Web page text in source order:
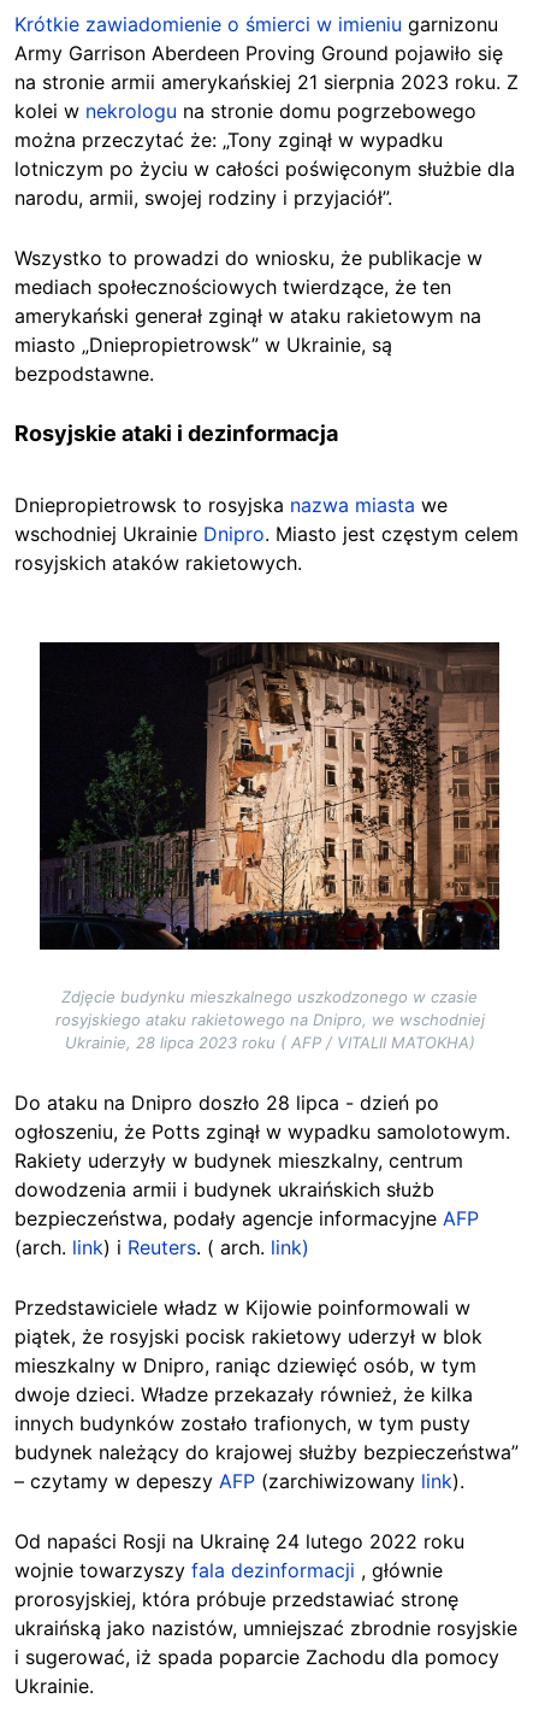
Krótkie zawiadomienie o śmierci w imieniu garnizonu
Army Garrison Aberdeen Proving Ground pojawiło się
na stronie armii amerykańskiej 21 sierpnia 2023 roku. Z
kolei w nekrologu na stronie domu pogrzebowego
można przeczytać że: „Tony zginął w wypadku
lotniczym po życiu w całości poświęconym służbie dla
narodu, armii, swojej rodziny i przyjaciół”.
Wszystko to prowadzi do wniosku, że publikacje w
mediach społecznościowych twierdzące, że ten
amerykański generał zginął w ataku rakietowym na
miasto „Dniepropietrowsk” w Ukrainie, są
bezpodstawne.
Rosyjskie ataki i dezinformacja
Dniepropietrowsk to rosyjska nazwa miasta we
wschodniej Ukrainie Dnipro. Miasto jest częstym celem
rosyjskich ataków rakietowych.
Zdjęcie budynku mieszkalnego uszkodzonego w czasie
rosyjskiego ataku rakietowego na Dnipro, we wschodniej
Ukrainie, 28 lipca 2023 roku ( AFP / VITALII MATOKHA)
Do ataku na Dnipro doszło 28 lipca - dzień po
ogłoszeniu, że Potts zginął w wypadku samolotowym.
Rakiety uderzyły w budynek mieszkalny, centrum
dowodzenia armii i budynek ukraińskich służb
bezpieczeństwa, podały agencje informacyjne AFP
(arch. link) i Reuters. ( arch. link)
Przedstawiciele władz w Kijowie poinformowali w
piątek, że rosyjski pocisk rakietowy uderzył w blok
mieszkalny w Dnipro, raniąc dziewięć osób, w tym
dwoje dzieci. Władze przekazały również, że kilka
innych budynków zostało trafionych, w tym pusty
budynek należący do krajowej służby bezpieczeństwa”
– czytamy w depeszy AFP (zarchiwizowany link).
Od napaści Rosji na Ukrainę 24 lutego 2022 roku
wojnie towarzyszy fala dezinformacji , głównie
prorosyjskiej, która próbuje przedstawiać stronę
ukraińską jako nazistów, umniejszać zbrodnie rosyjskie
i sugerować, iż spada poparcie Zachodu dla pomocy
Ukrainie.